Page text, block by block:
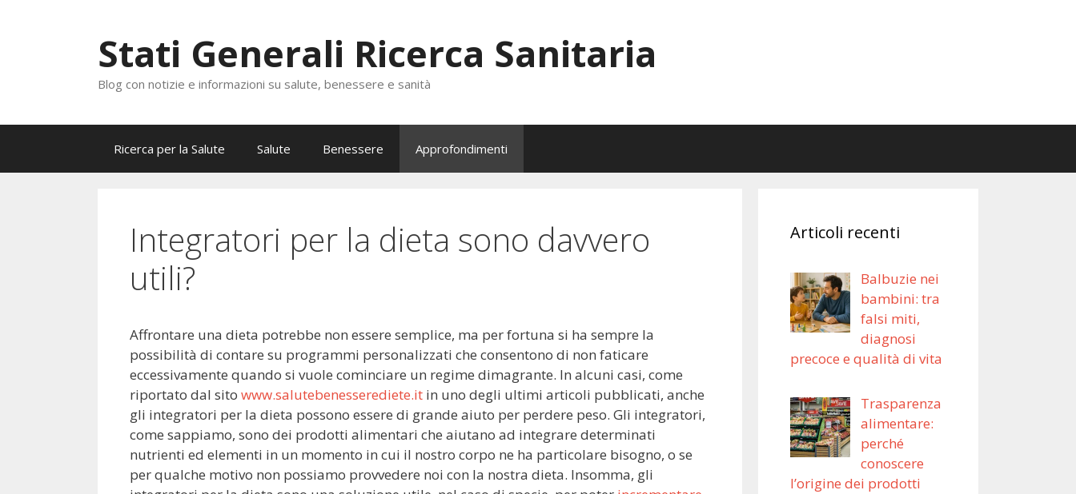
Stati Generali Ricerca Sanitaria
Blog con notizie e informazioni su salute, benessere e sanità
Ricerca per la Salute Salute Benessere Approfondimenti
Integratori per la dieta sono davvero
utili?
Affrontare una dieta potrebbe non essere semplice, ma per fortuna si ha sempre la
possibilità di contare su programmi personalizzati che consentono di non faticare
eccessivamente quando si vuole cominciare un regime dimagrante. In alcuni casi, come
riportato dal sito www.salutebenesserediete.it in uno degli ultimi articoli pubblicati, anche
gli integratori per la dieta possono essere di grande aiuto per perdere peso. Gli integratori,
come sappiamo, sono dei prodotti alimentari che aiutano ad integrare determinati
nutrienti ed elementi in un momento in cui il nostro corpo ne ha particolare bisogno, o se
per qualche motivo non possiamo provvedere noi con la nostra dieta. Insomma, gli
Articoli recenti
Balbuzie nei
bambini: tra
falsi miti,
diagnosi
precoce e qualità di vita
Trasparenza
alimentare:
perché
conoscere
l’origine dei prodotti